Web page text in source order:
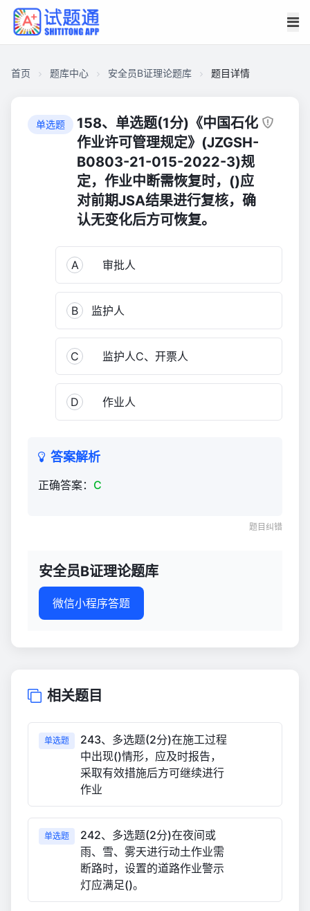
首页 题库中心 安全员B证理论题库 题目详情
单选题
158、单选题(1分)《中国石化
作业许可管理规定》(JZGSH-
B0803-21-015-2022-3)规
定，作业中断需恢复时，()应
对前期JSA结果进行复核，确
认无变化后方可恢复。
A 审批人
B 监护人
C 监护人C、开票人
D 作业人
答案解析
正确答案： C
题目纠错
安全员B证理论题库
微信小程序答题
相关题目
单选题
243、多选题(2分)在施工过程
中出现()情形，应及时报告，
采取有效措施后方可继续进行
作业
单选题
242、多选题(2分)在夜间或
雨、雪、雾天进行动土作业需
断路时，设置的道路作业警示
灯应满足()。